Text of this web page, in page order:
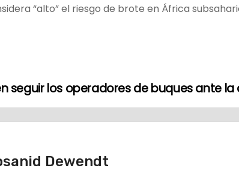
“alto” el riesgo de brote en África
seguir los operadores de buques ante
Dewendt